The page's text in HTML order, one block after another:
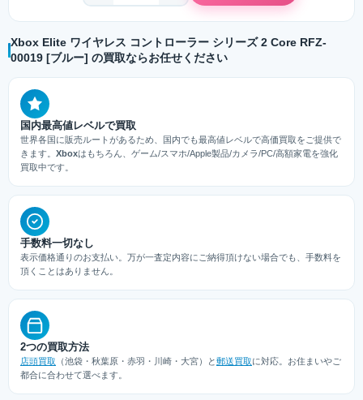
Xbox Elite ワイヤレス コントローラー シリーズ 2 Core RFZ-
00019 [ブルー] の買取ならお任せください
国内最高値レベルで買取
世界各国に販売ルートがあるため、国内でも最高値レベルで高価買取をご提供で
きます。 Xboxはもちろん、ゲーム/スマホ/Apple製品/カメラ/PC/高額家電を強化
買取中です。
手数料一切なし
表示価格通りのお支払い。万が一査定内容にご納得頂けない場合でも、手数料を
頂くことはありません。
2つの買取方法
店頭買取 （池袋・秋葉原・赤羽・川崎・大宮）と郵送買取に対応。お住まいやご
都合に合わせて選べます。